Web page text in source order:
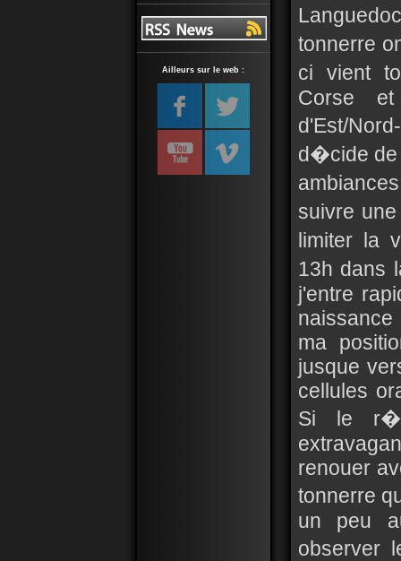
Ailleurs sur le web :
tonnerre
ci vient
Corse
d'Est/
d�cide de
suivre
limiter la
13h dans
j'entre
ma
jusque
cellules
Si le
renouer
tonnerre
un peu
observer